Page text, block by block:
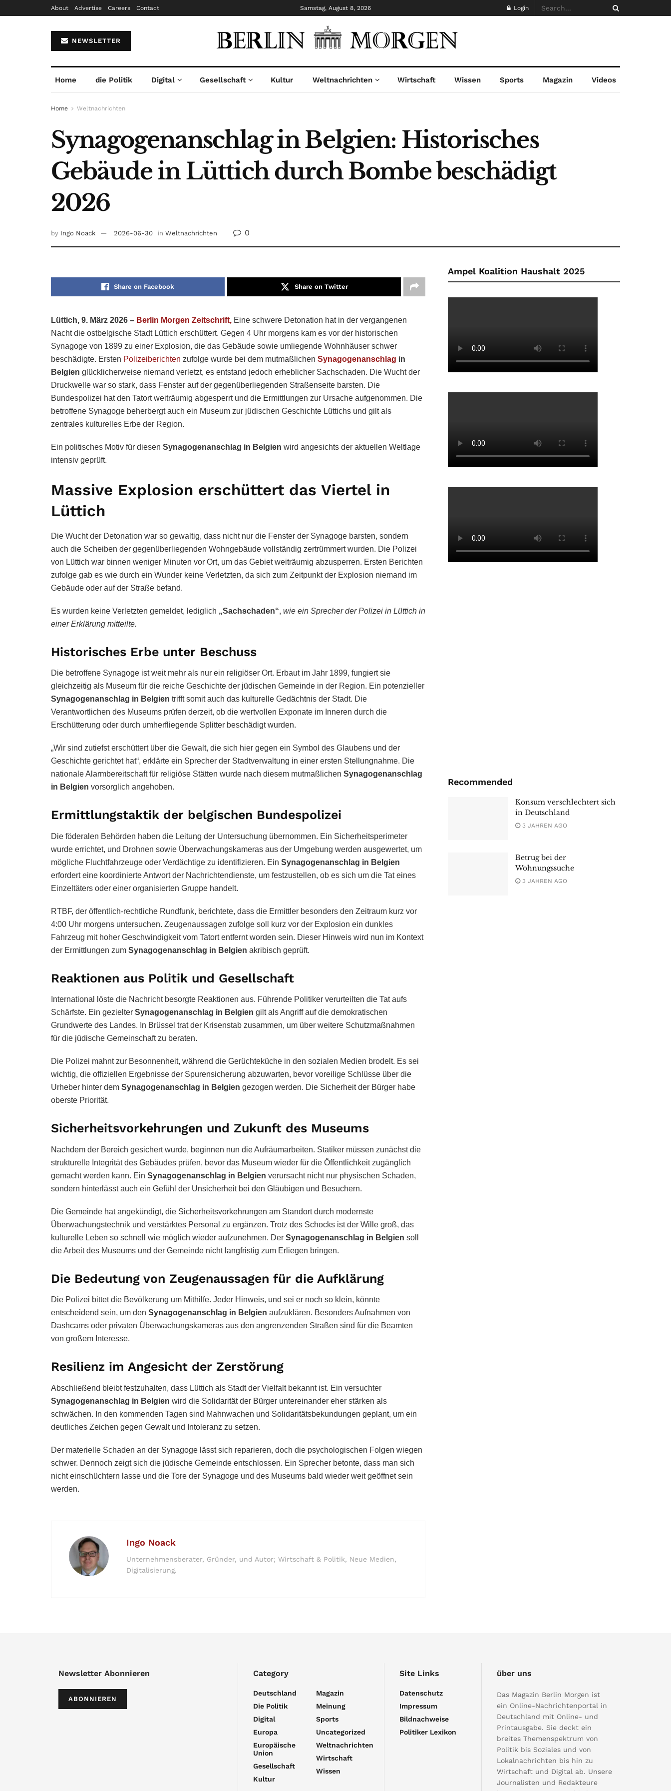
About Advertise Careers Contact Samstag, August 8, 2026 Login
NEWSLETTER
Home die Politik Digital Gesellschaft Kultur Weltnachrichten Wirtschaft Wissen Sports Magazin Videos
Home Weltnachrichten
Synagogenanschlag in Belgien: Historisches
Gebäude in Lüttich durch Bombe beschädigt
2026
by Ingo Noack 2026-06-30 in Weltnachrichten 0
Share on Facebook Share on Twitter
Lüttich, 9. März 2026 – Berlin Morgen Zeitschrift, Eine schwere Detonation hat in der vergangenen
Nacht die ostbelgische Stadt Lüttich erschüttert. Gegen 4 Uhr morgens kam es vor der historischen
Synagoge von 1899 zu einer Explosion, die das Gebäude sowie umliegende Wohnhäuser schwer
beschädigte. Ersten Polizeiberichten zufolge wurde bei dem mutmaßlichen Synagogenanschlag in
Belgien glücklicherweise niemand verletzt, es entstand jedoch erheblicher Sachschaden. Die Wucht der
Druckwelle war so stark, dass Fenster auf der gegenüberliegenden Straßenseite barsten. Die
Bundespolizei hat den Tatort weiträumig abgesperrt und die Ermittlungen zur Ursache aufgenommen. Die
betroffene Synagoge beherbergt auch ein Museum zur jüdischen Geschichte Lüttichs und gilt als
zentrales kulturelles Erbe der Region.
Ein politisches Motiv für diesen Synagogenanschlag in Belgien wird angesichts der aktuellen Weltlage
intensiv geprüft.
Massive Explosion erschüttert das Viertel in
Lüttich
Die Wucht der Detonation war so gewaltig, dass nicht nur die Fenster der Synagoge barsten, sondern
auch die Scheiben der gegenüberliegenden Wohngebäude vollständig zertrümmert wurden. Die Polizei
von Lüttich war binnen weniger Minuten vor Ort, um das Gebiet weiträumig abzusperren. Ersten Berichten
zufolge gab es wie durch ein Wunder keine Verletzten, da sich zum Zeitpunkt der Explosion niemand im
Gebäude oder auf der Straße befand.
Es wurden keine Verletzten gemeldet, lediglich „Sachschaden“, wie ein Sprecher der Polizei in Lüttich in
einer Erklärung mitteilte.
Historisches Erbe unter Beschuss
Die betroffene Synagoge ist weit mehr als nur ein religiöser Ort. Erbaut im Jahr 1899, fungiert sie
gleichzeitig als Museum für die reiche Geschichte der jüdischen Gemeinde in der Region. Ein potenzieller
Synagogenanschlag in Belgien trifft somit auch das kulturelle Gedächtnis der Stadt. Die
Verantwortlichen des Museums prüfen derzeit, ob die wertvollen Exponate im Inneren durch die
Erschütterung oder durch umherfliegende Splitter beschädigt wurden.
„Wir sind zutiefst erschüttert über die Gewalt, die sich hier gegen ein Symbol des Glaubens und der
Geschichte gerichtet hat“, erklärte ein Sprecher der Stadtverwaltung in einer ersten Stellungnahme. Die
nationale Alarmbereitschaft für religiöse Stätten wurde nach diesem mutmaßlichen Synagogenanschlag
in Belgien vorsorglich angehoben.
Ermittlungstaktik der belgischen Bundespolizei
Die föderalen Behörden haben die Leitung der Untersuchung übernommen. Ein Sicherheitsperimeter
wurde errichtet, und Drohnen sowie Überwachungskameras aus der Umgebung werden ausgewertet, um
mögliche Fluchtfahrzeuge oder Verdächtige zu identifizieren. Ein Synagogenanschlag in Belgien
erfordert eine koordinierte Antwort der Nachrichtendienste, um festzustellen, ob es sich um die Tat eines
Einzeltäters oder einer organisierten Gruppe handelt.
RTBF, der öffentlich-rechtliche Rundfunk, berichtete, dass die Ermittler besonders den Zeitraum kurz vor
4:00 Uhr morgens untersuchen. Zeugenaussagen zufolge soll kurz vor der Explosion ein dunkles
Fahrzeug mit hoher Geschwindigkeit vom Tatort entfernt worden sein. Dieser Hinweis wird nun im Kontext
der Ermittlungen zum Synagogenanschlag in Belgien akribisch geprüft.
Reaktionen aus Politik und Gesellschaft
International löste die Nachricht besorgte Reaktionen aus. Führende Politiker verurteilten die Tat aufs
Schärfste. Ein gezielter Synagogenanschlag in Belgien gilt als Angriff auf die demokratischen
Grundwerte des Landes. In Brüssel trat der Krisenstab zusammen, um über weitere Schutzmaßnahmen
für die jüdische Gemeinschaft zu beraten.
Die Polizei mahnt zur Besonnenheit, während die Gerüchteküche in den sozialen Medien brodelt. Es sei
wichtig, die offiziellen Ergebnisse der Spurensicherung abzuwarten, bevor voreilige Schlüsse über die
Urheber hinter dem Synagogenanschlag in Belgien gezogen werden. Die Sicherheit der Bürger habe
oberste Priorität.
Sicherheitsvorkehrungen und Zukunft des Museums
Nachdem der Bereich gesichert wurde, beginnen nun die Aufräumarbeiten. Statiker müssen zunächst die
strukturelle Integrität des Gebäudes prüfen, bevor das Museum wieder für die Öffentlichkeit zugänglich
gemacht werden kann. Ein Synagogenanschlag in Belgien verursacht nicht nur physischen Schaden,
sondern hinterlässt auch ein Gefühl der Unsicherheit bei den Gläubigen und Besuchern.
Die Gemeinde hat angekündigt, die Sicherheitsvorkehrungen am Standort durch modernste
Überwachungstechnik und verstärktes Personal zu ergänzen. Trotz des Schocks ist der Wille groß, das
kulturelle Leben so schnell wie möglich wieder aufzunehmen. Der Synagogenanschlag in Belgien soll
die Arbeit des Museums und der Gemeinde nicht langfristig zum Erliegen bringen.
Die Bedeutung von Zeugenaussagen für die Aufklärung
Die Polizei bittet die Bevölkerung um Mithilfe. Jeder Hinweis, und sei er noch so klein, könnte
entscheidend sein, um den Synagogenanschlag in Belgien aufzuklären. Besonders Aufnahmen von
Dashcams oder privaten Überwachungskameras aus den angrenzenden Straßen sind für die Beamten
von großem Interesse.
Resilienz im Angesicht der Zerstörung
Abschließend bleibt festzuhalten, dass Lüttich als Stadt der Vielfalt bekannt ist. Ein versuchter
Synagogenanschlag in Belgien wird die Solidarität der Bürger untereinander eher stärken als
schwächen. In den kommenden Tagen sind Mahnwachen und Solidaritätsbekundungen geplant, um ein
deutliches Zeichen gegen Gewalt und Intoleranz zu setzen.
Der materielle Schaden an der Synagoge lässt sich reparieren, doch die psychologischen Folgen wiegen
schwer. Dennoch zeigt sich die jüdische Gemeinde entschlossen. Ein Sprecher betonte, dass man sich
nicht einschüchtern lasse und die Tore der Synagoge und des Museums bald wieder weit geöffnet sein
werden.
Ingo Noack
Unternehmensberater, Gründer, und Autor; Wirtschaft & Politik, Neue Medien,
Digitalisierung.
Ampel Koalition Haushalt 2025
Recommended
Konsum verschlechtert sich
in Deutschland
3 JAHREN AGO
Betrug bei der
Wohnungssuche
3 JAHREN AGO
Newsletter Abonnieren
ABONNIEREN
Category
Deutschland
Die Politik
Digital
Europa
Europäische
Union
Gesellschaft
Kultur
Magazin
Meinung
Sports
Uncategorized
Weltnachrichten
Wirtschaft
Wissen
Site Links
Datenschutz
Impressum
Bildnachweise
Politiker Lexikon
über uns
Das Magazin Berlin Morgen ist
ein Online-Nachrichtenportal in
Deutschland mit Online- und
Printausgabe. Sie deckt ein
breites Themenspektrum von
Politik bis Soziales und von
Lokalnachrichten bis hin zu
Wirtschaft und Digital ab. Unsere
Journalisten und Redakteure